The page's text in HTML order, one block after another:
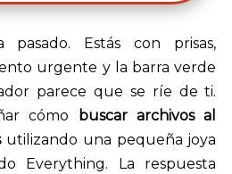
Estás con prisas,
urgente y la barra verde
parece que se ríe de ti.
cómo buscar archivos al
utilizando una pequeña joya
Everything. La respuesta